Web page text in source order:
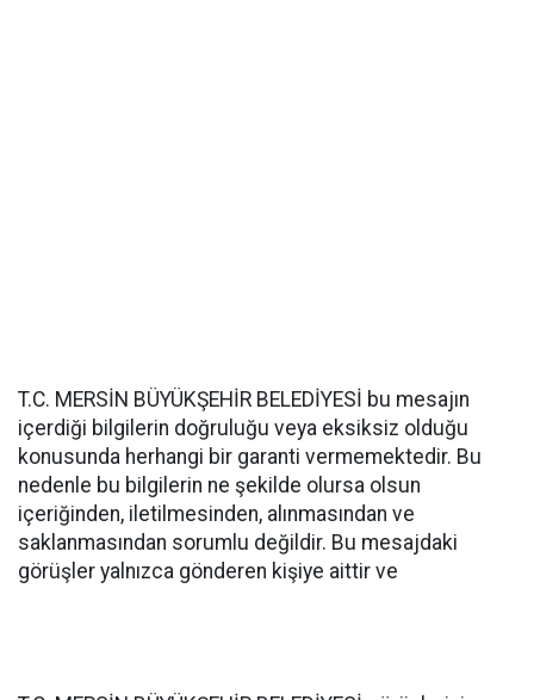
T.C. MERSİN BÜYÜKŞEHİR BELEDİYESİ bu mesajın
içerdiği bilgilerin doğruluğu veya eksiksiz olduğu
konusunda herhangi bir garanti vermemektedir. Bu
nedenle bu bilgilerin ne şekilde olursa olsun
içeriğinden, iletilmesinden, alınmasından ve
saklanmasından sorumlu değildir. Bu mesajdaki
görüşler yalnızca gönderen kişiye aittir ve